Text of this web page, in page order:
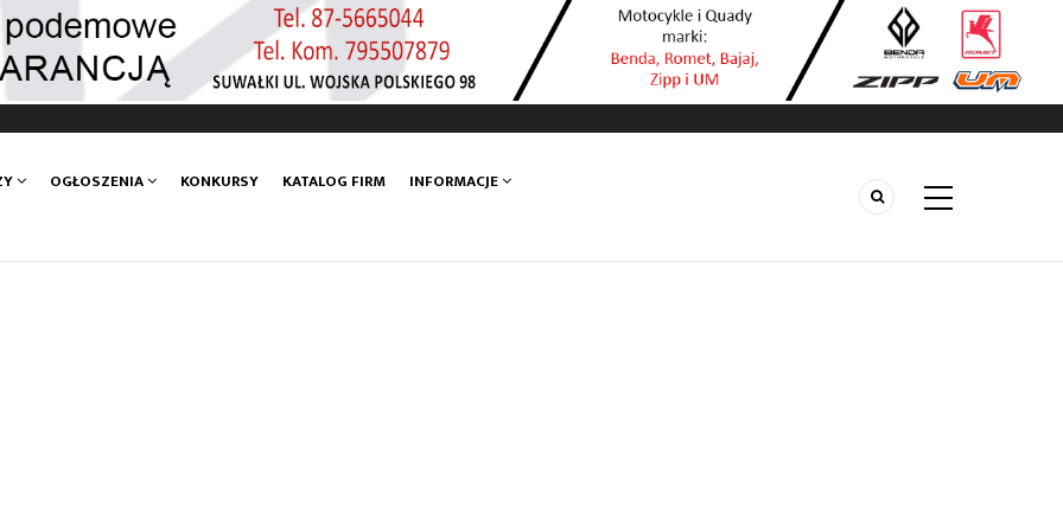
OGŁOSZENIA KONKURSY KATALOG FIRM INFORMACJE